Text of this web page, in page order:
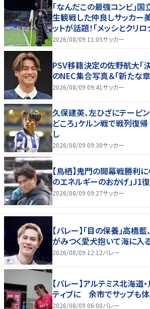
｢なんだこの最強コンビ｣
生観戦した仲良しサッカー
ットが話題！｢メッシとクリロ
くちゃ可愛い｣
2026/08/09 11:05サッカー
PSV移籍決定の佐野航大「
のNEC集合写真＆「新たな
2026/08/09 09:41サッカー
久保建英、左ひざにテーピ
どころ」ケルン戦で戦列
し
2026/08/09 09:30サッカー
【鳥栖】鬼門の開幕戦勝利
のエネルギーのおかげ」J1
2026/08/09 09:27サッカー
【バレー】「目の保養」高橋
がみつく愛犬抱いて海に入
2026/08/09 12:12バレー
【バレー】アルテミス北海道
ティブに 余市でサップも
2026/08/09 06:00バレー